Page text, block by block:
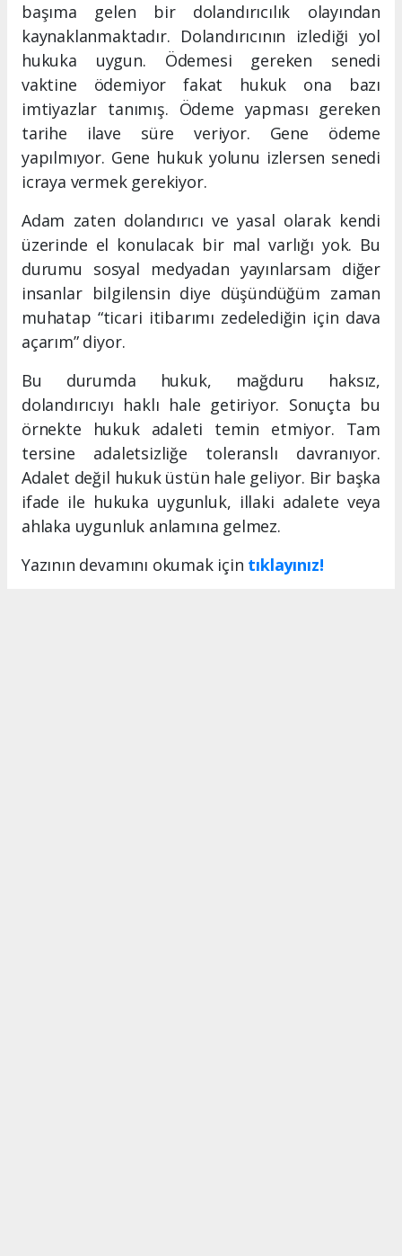
başıma gelen bir dolandırıcılık olayından
kaynaklanmaktadır. Dolandırıcının izlediği yol
hukuka uygun. Ödemesi gereken senedi
vaktine ödemiyor fakat hukuk ona bazı
imtiyazlar tanımış. Ödeme yapması gereken
tarihe ilave süre veriyor. Gene ödeme
yapılmıyor. Gene hukuk yolunu izlersen senedi
icraya vermek gerekiyor.
Adam zaten dolandırıcı ve yasal olarak kendi
üzerinde el konulacak bir mal varlığı yok. Bu
durumu sosyal medyadan yayınlarsam diğer
insanlar bilgilensin diye düşündüğüm zaman
muhatap “ticari itibarımı zedelediğin için dava
açarım” diyor.
Bu durumda hukuk, mağduru haksız,
dolandırıcıyı haklı hale getiriyor. Sonuçta bu
örnekte hukuk adaleti temin etmiyor. Tam
tersine adaletsizliğe toleranslı davranıyor.
Adalet değil hukuk üstün hale geliyor. Bir başka
ifade ile hukuka uygunluk, illaki adalete veya
ahlaka uygunluk anlamına gelmez.
Yazının devamını okumak için tıklayınız!